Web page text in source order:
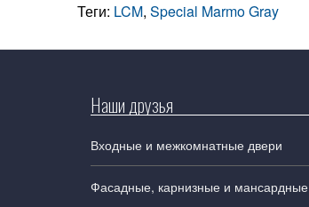
Теги: LCM, Special Marmo Gray
Наши друзья
Входные и межкомнатные двери
Фасадные, карнизные и мансардные